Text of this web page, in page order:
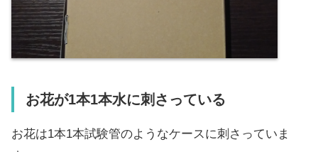
お花が1本1本水に刺さっている
お花は1本1本試験管のようなケースに刺さっていま